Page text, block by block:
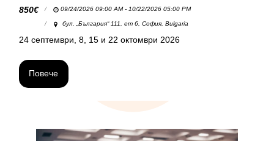
850€ 09/24/2026 09:00 AM - 10/22/2026 05:00 PM
бул. „България“ 111, ет 6, София, Bulgaria
24 септември, 8, 15 и 22 октомври 2026
Повече